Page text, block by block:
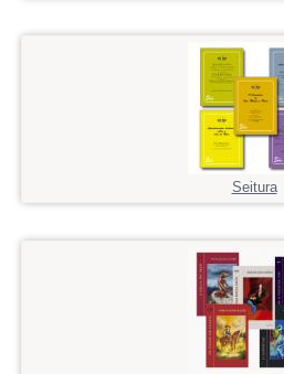
Seitura